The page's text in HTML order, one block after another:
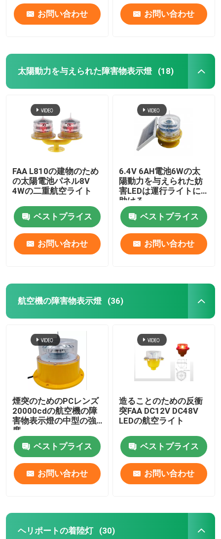
お問い合わせ お問い合わせ
太陽動力を与えられた障害物表示燈 (18)
FAA L810の建物のため
の太陽電池パネル8V
4Wの二重航空ライト
ベストプライス
お問い合わせ
6.4V 6AH電池6Wの太
陽動力を与えられた妨
害LEDは運行ライトに
助ける
ベストプライス
お問い合わせ
航空機の障害物表示燈 (36)
煙突のためのPCレンズ
20000cdの航空機の障
害物表示燈の中型の強
度
ベストプライス
お問い合わせ
造ることのための反衝
突FAA DC12V DC48V
LEDの航空ライト
ベストプライス
お問い合わせ
ヘリポートの着陸灯 (30)